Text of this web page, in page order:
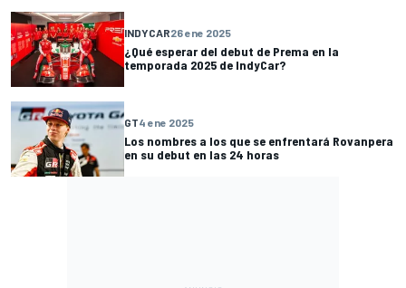
INDYCAR26 ene 2025
¿Qué esperar del debut de Prema en la
temporada 2025 de IndyCar?
GT4 ene 2025
Los nombres a los que se enfrentará Rovanpera
en su debut en las 24 horas